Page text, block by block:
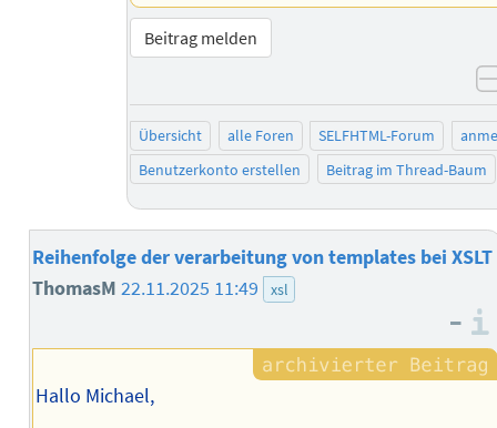
Beitrag melden
Übersicht alle Foren SELFHTML-Forum
Benutzerkonto erstellen
Beitrag im Thread-Baum
Reihenfolge der verarbeitung von templates bei XSLT
ThomasM22.11.2025 11:49 xsl
–
Hallo Michael,